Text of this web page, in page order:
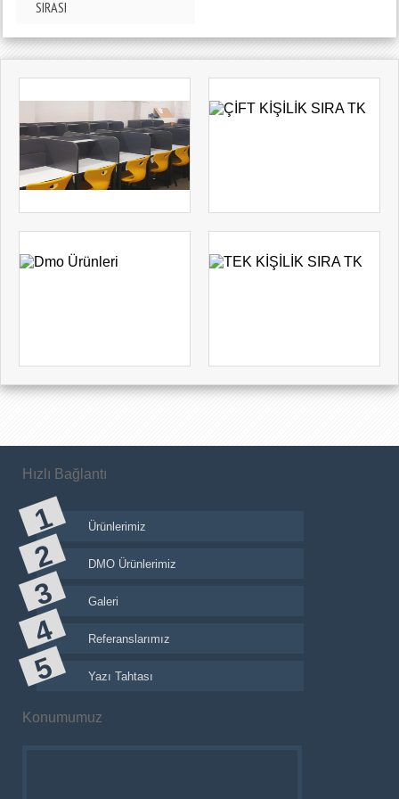
SIRASI
Hızlı Bağlantı
Ürünlerimiz
DMO Ürünlerimiz
Galeri
Referanslarımız
Yazı Tahtası
Konumumuz